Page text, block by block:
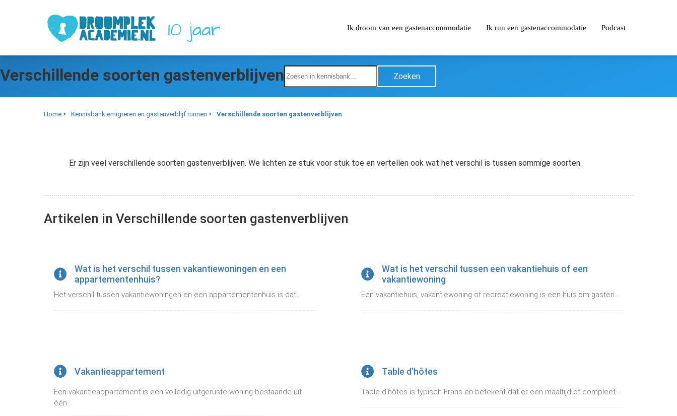
Ik droom van een gastenaccommodatie Ik run een gastenaccommodatie Podcast
Verschillende soorten gastenverblijven Zoeken
Home Kennisbank emigreren en gastenverblijf runnen Verschillende soorten gastenverblijven
Er zijn veel verschillende soorten gastenverblijven. We lichten ze stuk voor stuk toe en vertellen ook wat het verschil is tussen sommige soorten.
Artikelen in Verschillende soorten gastenverblijven
Wat is het verschil tussen vakantiewoningen en een
appartementenhuis?
Het verschil tussen vakantiewoningen en een appartementenhuis is dat...
Wat is het verschil tussen een vakantiehuis of een
vakantiewoning
Een vakantiehuis, vakantiewoning of recreatiewoning is een huis om gasten...
Vakantieappartement
Een vakantieappartement is een volledig uitgeruste woning bestaande uit
één...
Table d'hôtes
Table d'hôtes is typisch Frans en betekent dat er een maaltijd of compleet...